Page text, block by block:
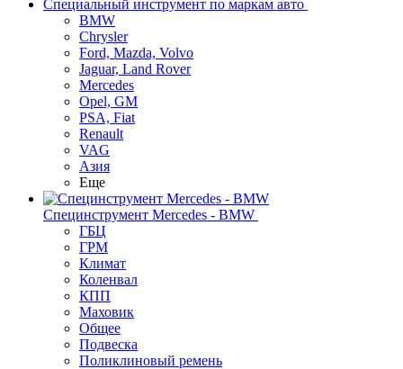
Специальный инструмент по маркам авто
BMW
Chrysler
Ford, Mazda, Volvo
Jaguar, Land Rover
Mercedes
Opel, GM
PSA, Fiat
Renault
VAG
Азия
Еще
Специнструмент Mercedes - BMW
ГБЦ
ГРМ
Климат
Коленвал
КПП
Маховик
Общее
Подвеска
Поликлиновый ремень